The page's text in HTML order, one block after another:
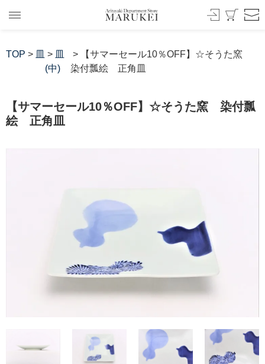
TOP > 皿 > 皿
(中)
> 【サマーセール10％OFF】☆そうた窯
染付瓢絵 正角皿
【サマーセール10％OFF】☆そうた窯 染付瓢
絵 正角皿